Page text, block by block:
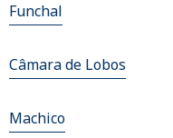
Funchal
Câmara de Lobos
Machico